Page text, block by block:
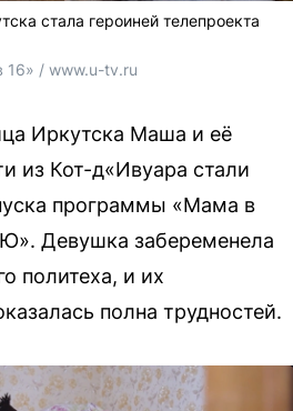
стала героиней телепроекта
16» / www.u-tv.ru
Иркутска Маша и её
из Кот-д«Ивуара стали
программы «Мама в
Девушка забеременела
политеха, и их
полна трудностей.